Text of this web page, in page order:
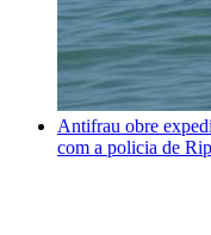
Antifrau obre
com a policia de